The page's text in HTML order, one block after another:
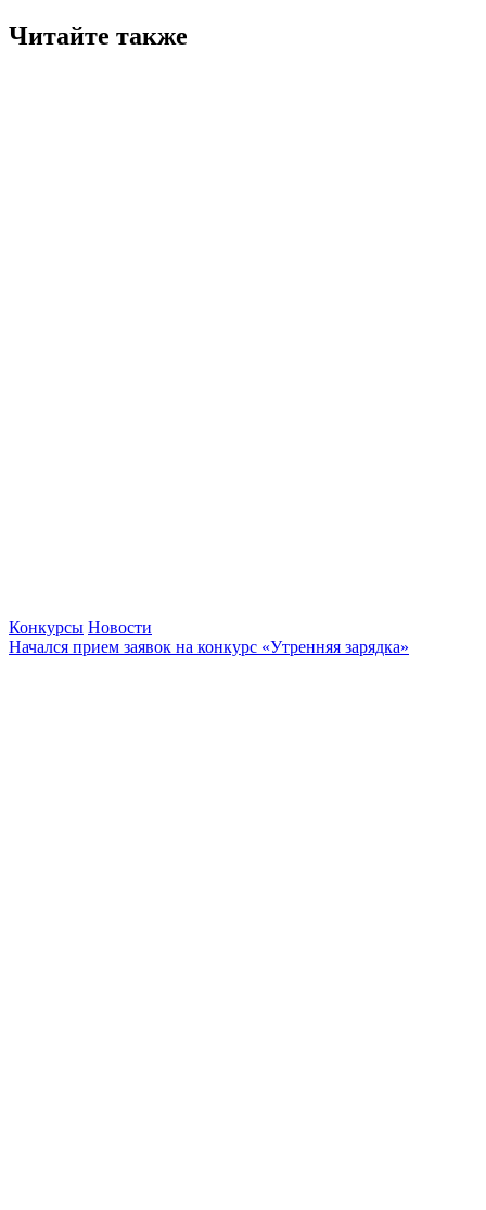
Читайте также
Конкурсы Новости
Начался прием заявок на конкурс «Утренняя зарядка»